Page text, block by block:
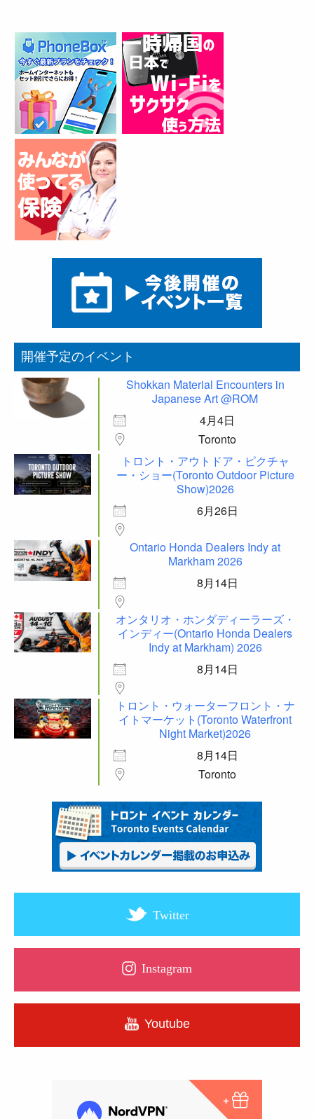
開催予定のイベント
Shokkan Material Encounters in
Japanese Art @ROM
4月4日
Toronto
トロント・アウトドア・ピクチャ
ー・ショー(Toronto Outdoor Picture
Show)2026
6月26日
Ontario Honda Dealers Indy at
Markham 2026
8月14日
オンタリオ・ホンダディーラーズ・
インディー(Ontario Honda Dealers
Indy at Markham) 2026
8月14日
トロント・ウォーターフロント・ナ
イトマーケット(Toronto Waterfront
Night Market)2026
8月14日
Toronto
Twitter
Instagram
Youtube